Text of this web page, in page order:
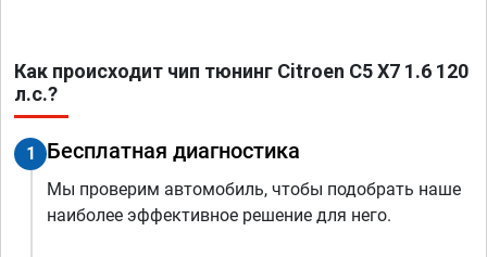
Как происходит чип тюнинг Citroen C5 X7 1.6 120
л.с.?
1 Бесплатная диагностика
Мы проверим автомобиль, чтобы подобрать наше
наиболее эффективное решение для него.